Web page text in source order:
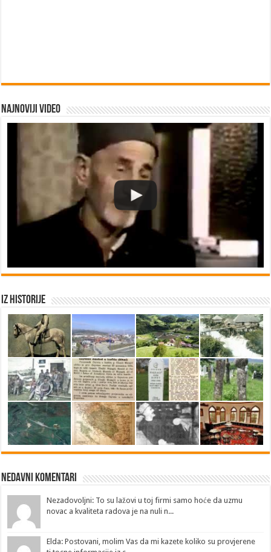
Najnoviji video
Iz historije
Nedavni Komentari
Nezadovoljni: To su lažovi u toj firmi samo hoće da uzmu
novac a kvaliteta radova je na nuli n...
Elda: Postovani, molim Vas da mi kazete koliko su provjerene